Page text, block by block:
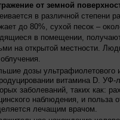
от земной
в различной степени
до 80%, сухой песок –
в помещении,
на открытой местности.
дозы ультрафиолетового
витамина D.
заболеваний, таких как:
наблюдения, и польза
лечащим врачом.